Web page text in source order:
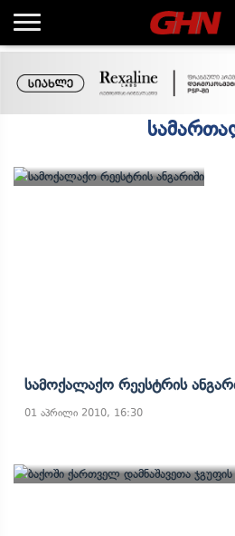
Სამოქალაქო Რეესტრის
01 აპრილი 2010, 16:30